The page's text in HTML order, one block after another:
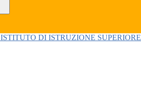
ISTITUTO DI ISTRUZIONE SUPERIORE